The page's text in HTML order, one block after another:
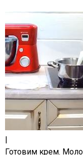
|
Готовим крем.